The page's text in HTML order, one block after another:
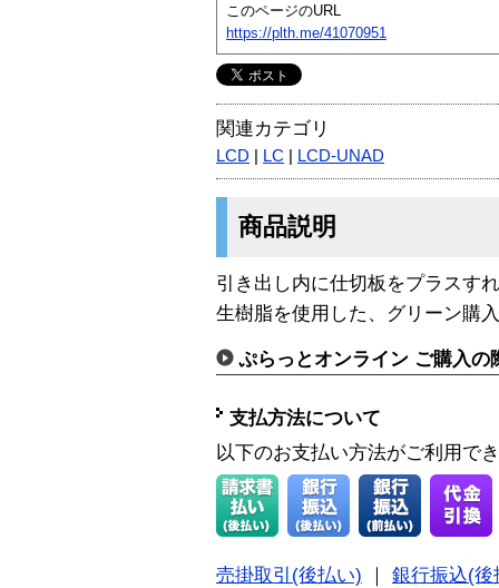
このページのURL
https://plth.me/41070951
関連カテゴリ
LCD LC LCD-UNAD
商品説明
引き出し内に仕切板をプラスす
生樹脂を使用した、グリーン購
ぷらっとオンライン ご購入の
支払方法について
以下のお支払い方法がご利用で
売掛取引(後払い)
銀行振込(後